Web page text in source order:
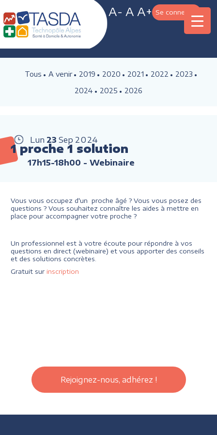
A- A A+ Se connecter
Tous A venir 2019 2020 2021 2022
2023
2024
2025 2026
Lun 23 Sep 2024
1 proche 1 solution
17h15-18h00 - Webinaire
Vous vous occupez d'un proche âgé ? Vous vous posez des
questions ? Vous souhaitez connaître les aides à mettre en
place pour accompagner votre proche ?
Un professionnel est à votre écoute pour répondre à vos
questions en direct (webinaire) et vous apporter des conseils
et des solutions concrètes.
Gratuit sur inscription
Rejoignez-nous, adhérez !